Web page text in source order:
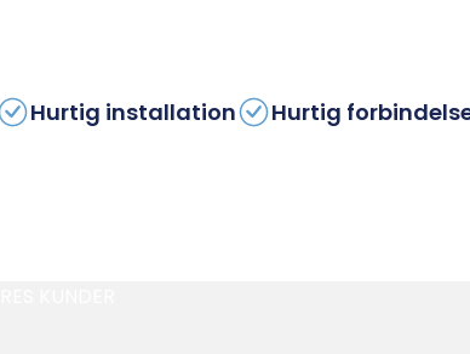
Hurtig installation Hurtig